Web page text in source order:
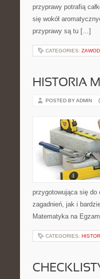
przyprawy potrafią
się wokół
przyprawy są tu […]
CATEGORIES:
HISTORIA
POSTED BY ADMIN
przygotowująca się do
zagadnień, jak i
Matematyka na
CATEGORIES: